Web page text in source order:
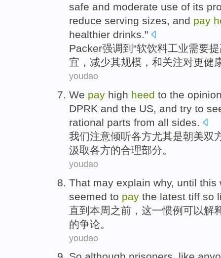
safe and moderate use of its
reduce serving sizes, and pay
healthier drinks."
Packer强调到 “软饮料工业需要
宜， 减少其规模 ， 和关注对更健
youdao
We pay high heed to the
DPRK and the US, and try to
rational parts from all sides.
我们注意倾听各方尤其是朝美双
汲取各方的合理部分。
youdao
That may explain why, until this
seemed to pay the latest tiff so
直到 本周 之前， 这一惯例 可以解
的争论 。
youdao